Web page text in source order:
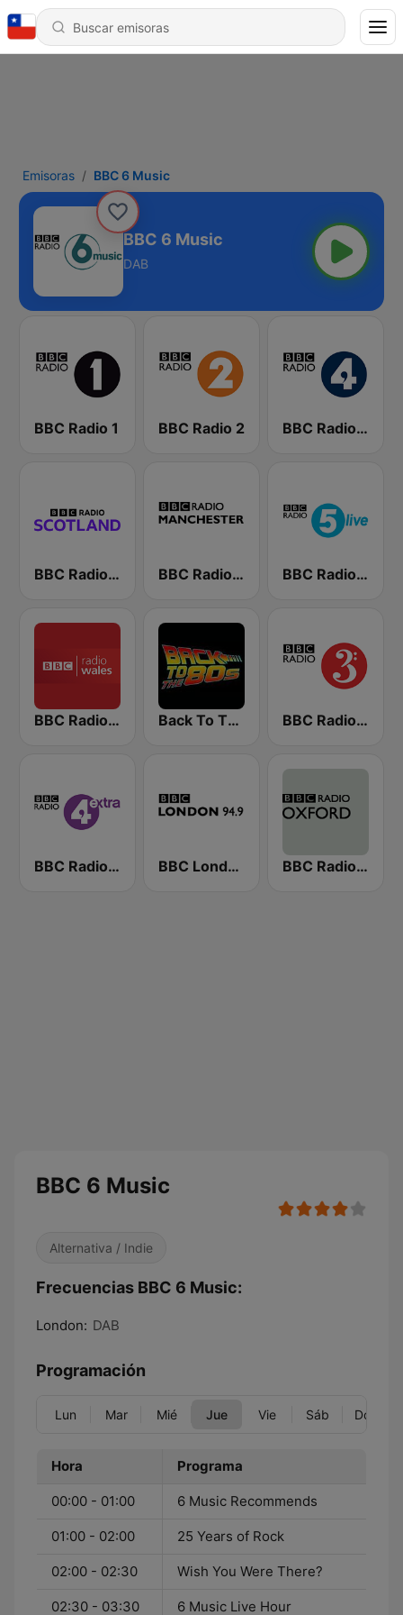
Emisoras BBC 6 Music
BBC 6 Music
DAB
BBC Radio 1 BBC Radio 2 BBC Radio 4
BBC Radio Scotland BBC Radio Manchester BBC Radio 5 live
BBC Radio Wales Back To The 80's Radio BBC Radio 3
BBC Radio 4 Extra BBC London BBC Radio Oxford
BBC 6 Music
Alternativa / Indie
Frecuencias BBC 6 Music:
London: DAB
Programación
Lun Mar Mié Jue Vie Sáb Dom
Hora Programa
00:00 - 01:00 6 Music Recommends
01:00 - 02:00 25 Years of Rock
02:00 - 02:30 Wish You Were There?
02:30 - 03:30 6 Music Live Hour